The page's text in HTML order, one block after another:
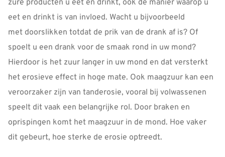
zure producten u eet en drinkt, ook de manier waarop u
eet en drinkt is van invloed. Wacht u bijvoorbeeld
met doorslikken totdat de prik van de drank af is? Of
spoelt u een drank voor de smaak rond in uw mond?
Hierdoor is het zuur langer in uw mond en dat versterkt
het erosieve effect in hoge mate. Ook maagzuur kan een
veroorzaker zijn van tanderosie, vooral bij volwassenen
speelt dit vaak een belangrijke rol. Door braken en
oprispingen komt het maagzuur in de mond. Hoe vaker
dit gebeurt, hoe sterke de erosie optreedt.